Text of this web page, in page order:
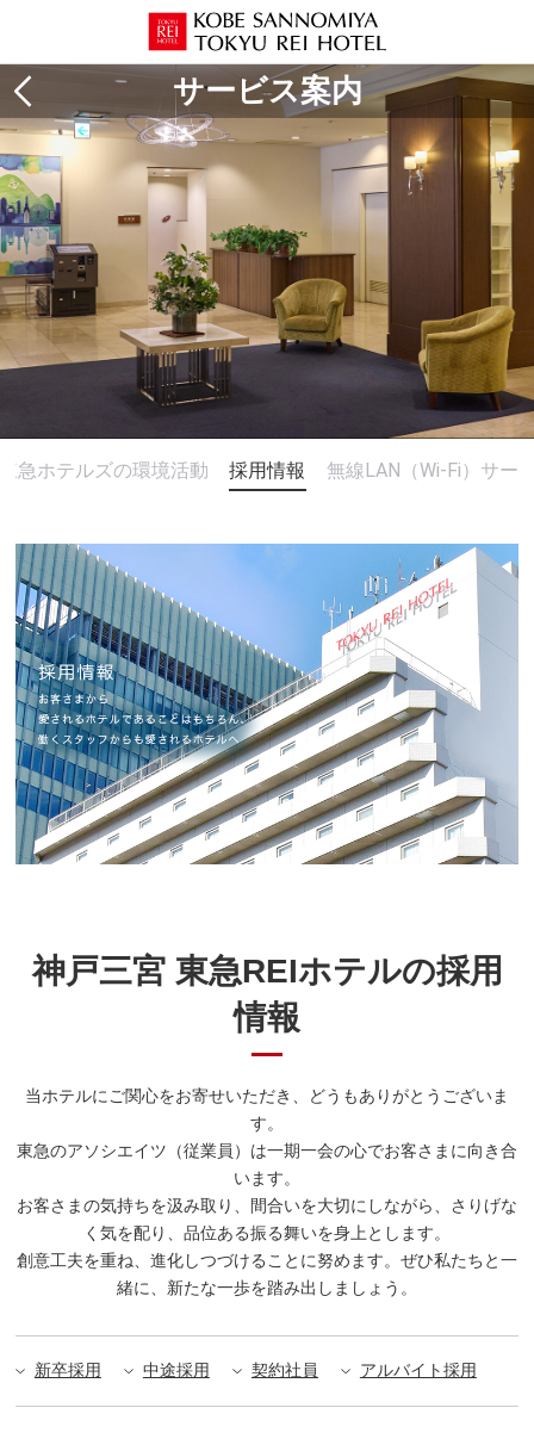
サービス案内
急ホテルズの環境活動 採用情報 無線LAN（Wi-Fi）サー
神戸三宮 東急REIホテルの採用
情報
当ホテルにご関心をお寄せいただき、どうもありがとうございま
す。
東急のアソシエイツ（従業員）は一期一会の心でお客さまに向き合
います。
お客さまの気持ちを汲み取り、間合いを大切にしながら、さりげな
く気を配り、品位ある振る舞いを身上とします。
創意工夫を重ね、進化しつづけることに努めます。ぜひ私たちと一
緒に、新たな一歩を踏み出しましょう。
新卒採用 中途採用 契約社員 アルバイト採用